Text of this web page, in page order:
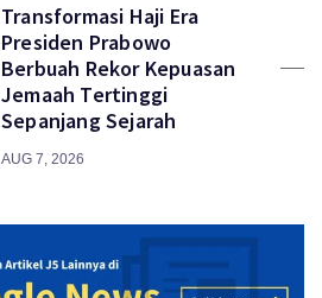
Transformasi Haji Era
Presiden Prabowo
Berbuah Rekor Kepuasan
Jemaah Tertinggi
Sepanjang Sejarah
AUG 7, 2026